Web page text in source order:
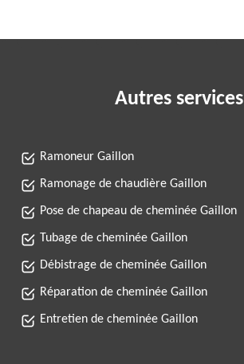
Autres services
Ramoneur Gaillon
Ramonage de chaudière Gaillon
Pose de chapeau de cheminée Gaillon
Tubage de cheminée Gaillon
Débistrage de cheminée Gaillon
Réparation de cheminée Gaillon
Entretien de cheminée Gaillon